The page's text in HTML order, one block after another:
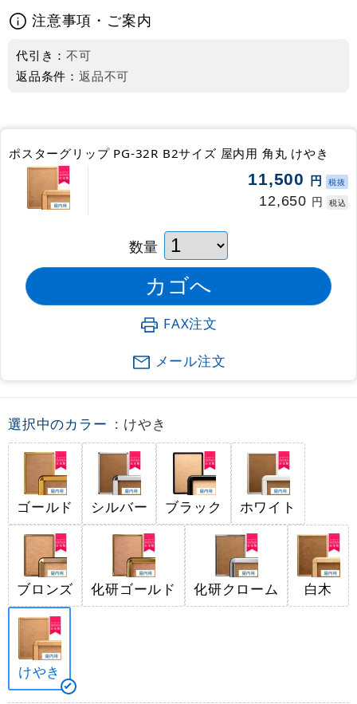
注意事項・ご案内
代引き：不可
返品条件： 返品不可
ポスターグリップ PG-32R B2サイズ 屋内用 角丸 けやき
11,500 円 税抜
12,650 円 税込
数量
FAX注文
メール注文
選択中のカラー : けやき
ゴールド シルバー ブラック ホワイト
ブロンズ 化研ゴールド 化研クローム 白木
けやき